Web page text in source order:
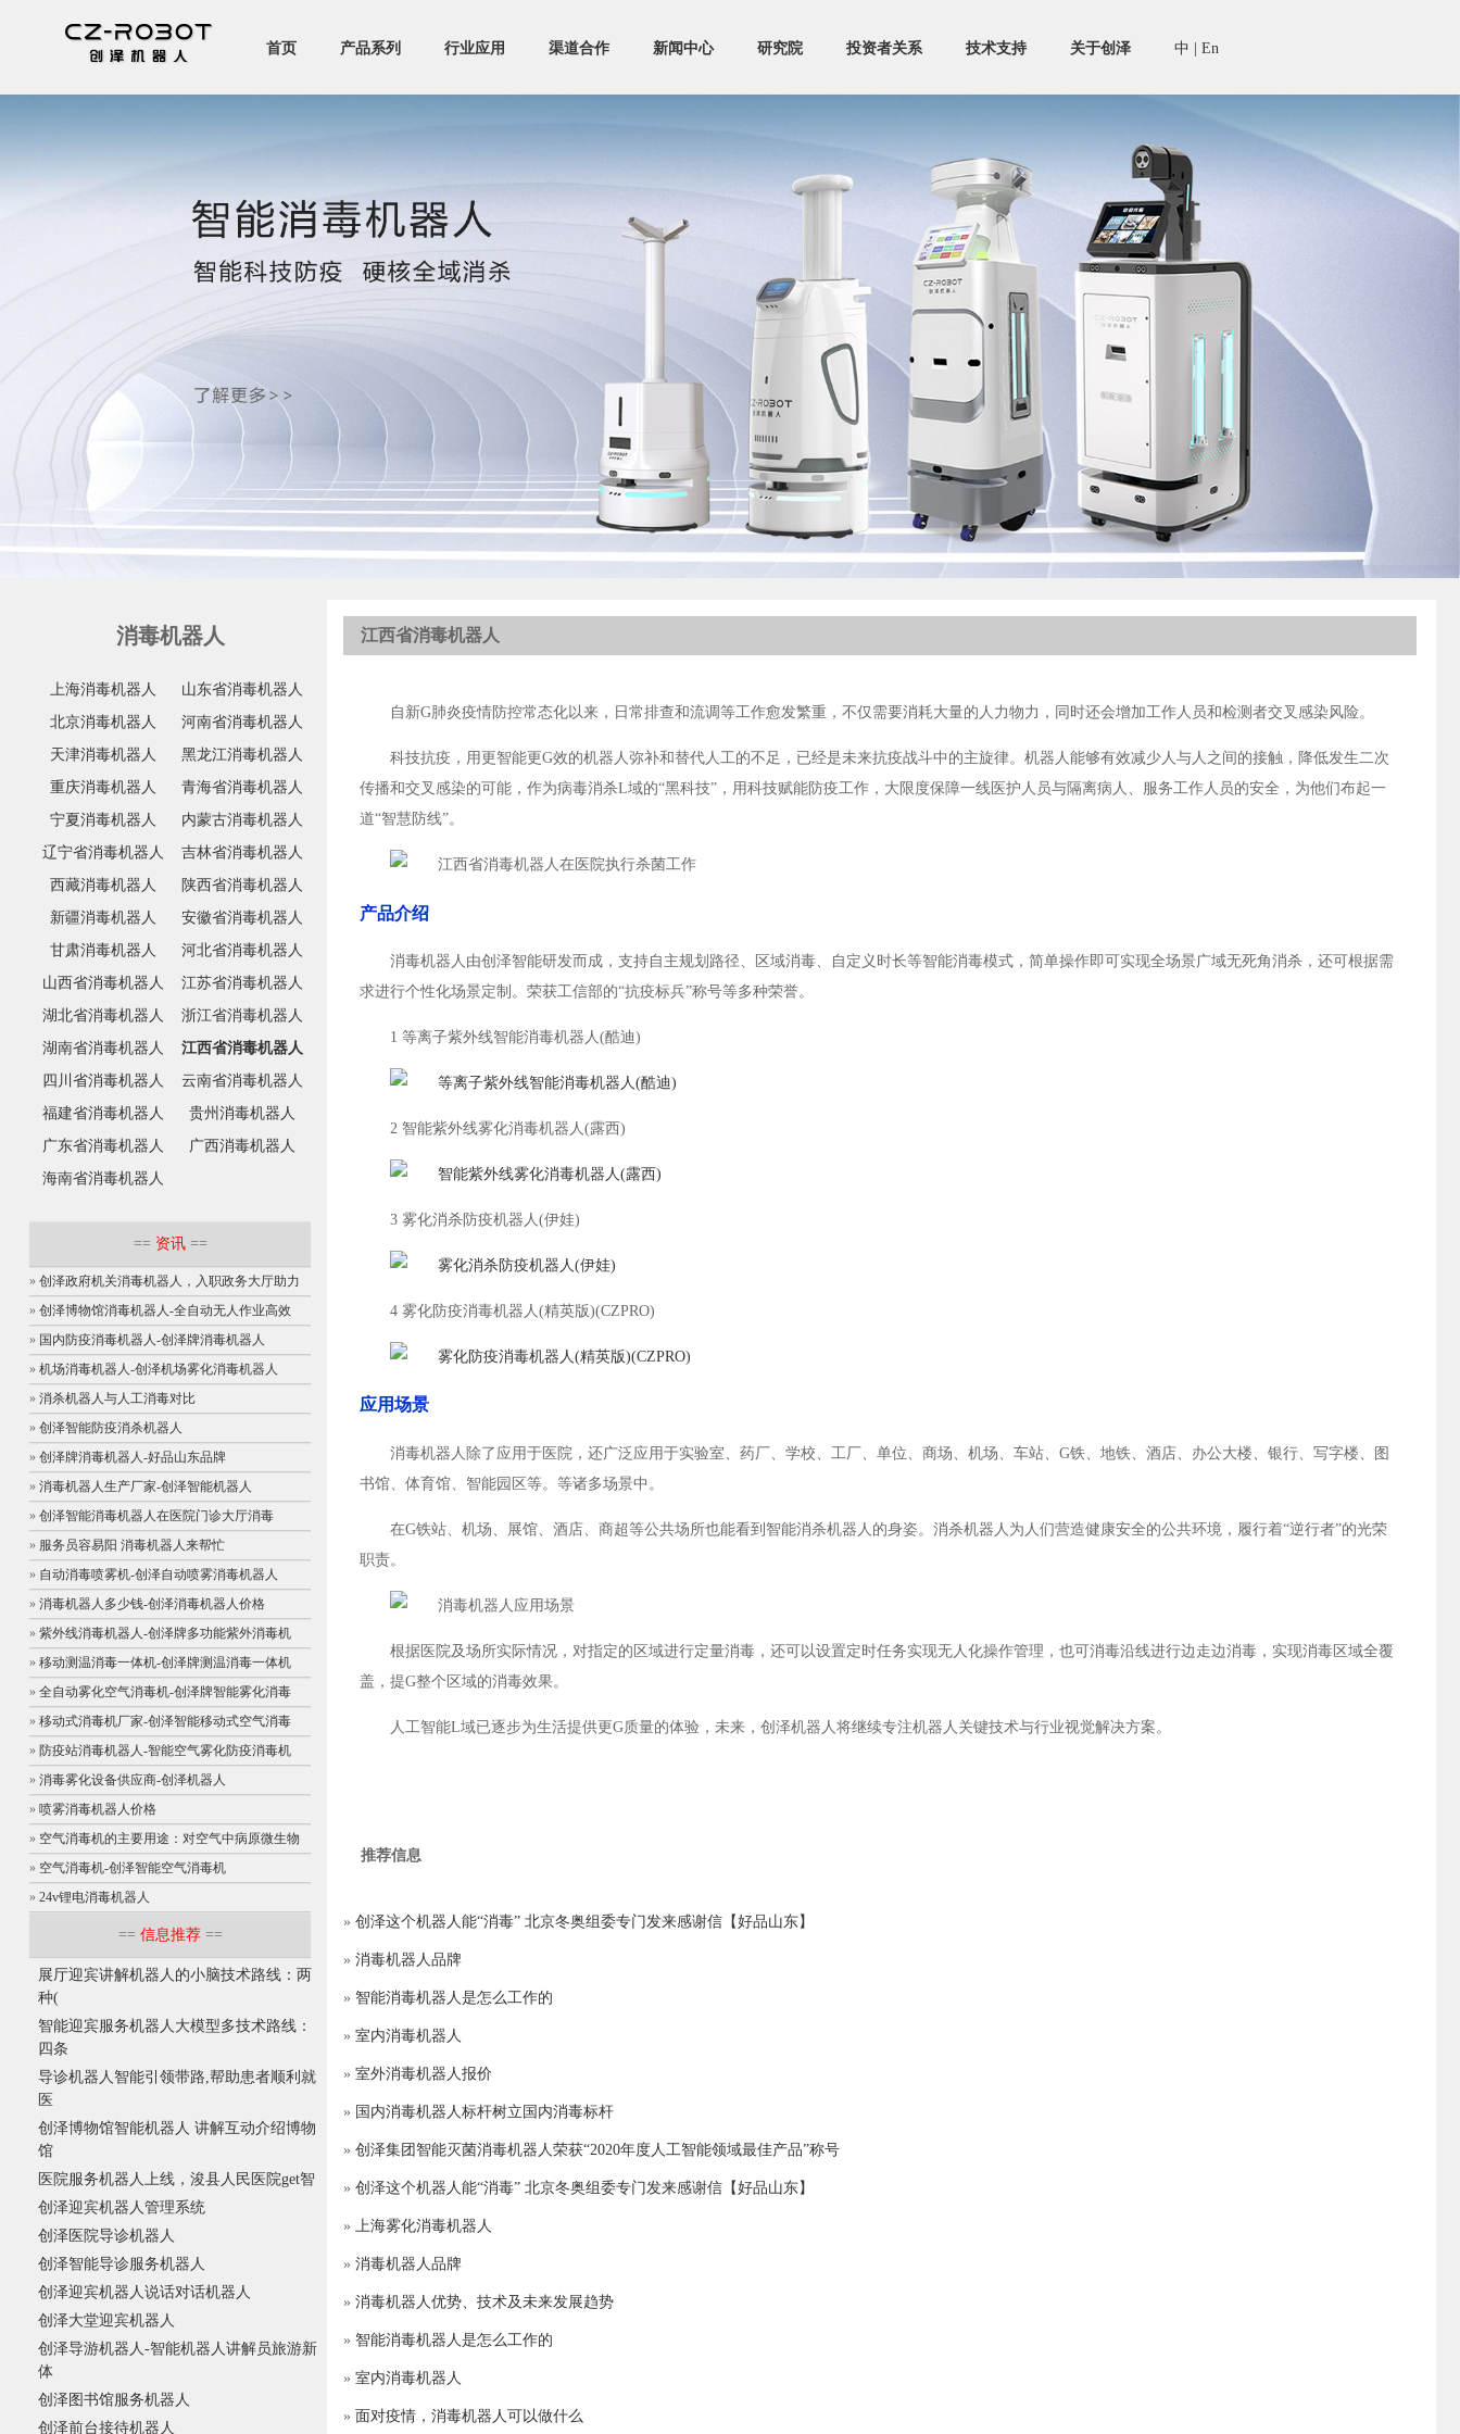
首页 产品系列 行业应用 渠道合作 新闻中心 研究院 投资者关系 技术支持 关于创泽 中 En
江西省消毒机器人
自新G肺炎疫情防控常态化以来，日常排查和流调等工作愈发繁重，不仅需要消耗大量的人力物力，同时还会增加工作人员和检测者交叉感染风险。
科技抗疫，用更智能更G效的机器人弥补和替代人工的不足，已经是未来抗疫战斗中的主旋律。机器人能够有效减少人与人之间的接触，降低发生二次
传播和交叉感染的可能，作为病毒消杀L域的“黑科技”，用科技赋能防疫工作，大限度保障一线医护人员与隔离病人、服务工作人员的安全，为他们布起一
道“智慧防线”。
产品介绍
消毒机器人由创泽智能研发而成，支持自主规划路径、区域消毒、自定义时长等智能消毒模式，简单操作即可实现全场景广域无死角消杀，还可根据需
求进行个性化场景定制。荣获工信部的“抗疫标兵”称号等多种荣誉。
1 等离子紫外线智能消毒机器人(酷迪)
2 智能紫外线雾化消毒机器人(露西)
3 雾化消杀防疫机器人(伊娃)
4 雾化防疫消毒机器人(精英版)(CZPRO)
应用场景
消毒机器人除了应用于医院，还广泛应用于实验室、药厂、学校、工厂、单位、商场、机场、车站、G铁、地铁、酒店、办公大楼、银行、写字楼、图
书馆、体育馆、智能园区等。等诸多场景中。
在G铁站、机场、展馆、酒店、商超等公共场所也能看到智能消杀机器人的身姿。消杀机器人为人们营造健康安全的公共环境，履行着“逆行者”的光荣
职责。
根据医院及场所实际情况，对指定的区域进行定量消毒，还可以设置定时任务实现无人化操作管理，也可消毒沿线进行边走边消毒，实现消毒区域全覆
盖，提G整个区域的消毒效果。
人工智能L域已逐步为生活提供更G质量的体验，未来，创泽机器人将继续专注机器人关键技术与行业视觉解决方案。
推荐信息
» 创泽这个机器人能“消毒” 北京冬奥组委专门发来感谢信【好品山东】
» 消毒机器人品牌
» 智能消毒机器人是怎么工作的
» 室内消毒机器人
» 室外消毒机器人报价
» 国内消毒机器人标杆树立国内消毒标杆
» 创泽集团智能灭菌消毒机器人荣获“2020年度人工智能领域最佳产品”称号
» 创泽这个机器人能“消毒” 北京冬奥组委专门发来感谢信【好品山东】
» 上海雾化消毒机器人
» 消毒机器人品牌
» 消毒机器人优势、技术及未来发展趋势
» 智能消毒机器人是怎么工作的
» 室内消毒机器人
» 面对疫情，消毒机器人可以做什么
消毒机器人
上海消毒机器人
山东省消毒机器人
北京消毒机器人
河南省消毒机器人
天津消毒机器人
黑龙江消毒机器人
重庆消毒机器人
青海省消毒机器人
宁夏消毒机器人
内蒙古消毒机器人
辽宁省消毒机器人
吉林省消毒机器人
西藏消毒机器人
陕西省消毒机器人
新疆消毒机器人
安徽省消毒机器人
甘肃消毒机器人
河北省消毒机器人
山西省消毒机器人
江苏省消毒机器人
湖北省消毒机器人
浙江省消毒机器人
湖南省消毒机器人
江西省消毒机器人
四川省消毒机器人
云南省消毒机器人
福建省消毒机器人
贵州消毒机器人
广东省消毒机器人
广西消毒机器人
海南省消毒机器人
== 资讯==
» 创泽政府机关消毒机器人，入职政务大厅助力
» 创泽博物馆消毒机器人-全自动无人作业高效
» 国内防疫消毒机器人-创泽牌消毒机器人
» 机场消毒机器人-创泽机场雾化消毒机器人
» 消杀机器人与人工消毒对比
» 创泽智能防疫消杀机器人
» 创泽牌消毒机器人-好品山东品牌
» 消毒机器人生产厂家-创泽智能机器人
» 创泽智能消毒机器人在医院门诊大厅消毒
» 服务员容易阳 消毒机器人来帮忙
» 自动消毒喷雾机-创泽自动喷雾消毒机器人
» 消毒机器人多少钱-创泽消毒机器人价格
» 紫外线消毒机器人-创泽牌多功能紫外消毒机
» 移动测温消毒一体机-创泽牌测温消毒一体机
» 全自动雾化空气消毒机-创泽牌智能雾化消毒
» 移动式消毒机厂家-创泽智能移动式空气消毒
» 防疫站消毒机器人-智能空气雾化防疫消毒机
» 消毒雾化设备供应商-创泽机器人
» 喷雾消毒机器人价格
» 空气消毒机的主要用途：对空气中病原微生物
» 空气消毒机-创泽智能空气消毒机
» 24v锂电消毒机器人
== 信息推荐==
展厅迎宾讲解机器人的小脑技术路线：两
种(
智能迎宾服务机器人大模型多技术路线：
四条
导诊机器人智能引领带路,帮助患者顺利就
医
创泽博物馆智能机器人 讲解互动介绍博物
馆
医院服务机器人上线，浚县人民医院get智
创泽迎宾机器人管理系统
创泽医院导诊机器人
创泽智能导诊服务机器人
创泽迎宾机器人说话对话机器人
创泽大堂迎宾机器人
创泽导游机器人-智能机器人讲解员旅游新
体
创泽图书馆服务机器人
创泽前台接待机器人